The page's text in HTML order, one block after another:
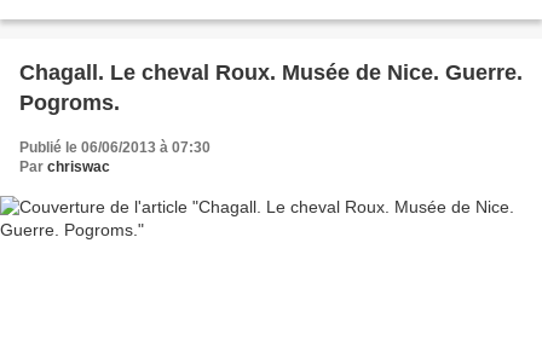
Chagall. Le cheval Roux. Musée de Nice. Guerre.
Pogroms.
Publié le 06/06/2013 à 07:30
Par chriswac